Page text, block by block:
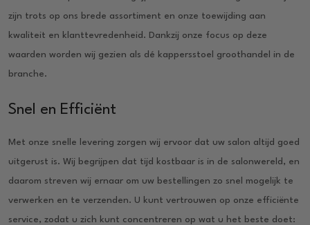
zijn trots op ons brede assortiment en onze toewijding aan
kwaliteit en klanttevredenheid. Dankzij onze focus op deze
waarden worden wij gezien als dé kappersstoel groothandel in de
branche.
Snel en Efficiënt
Met onze snelle levering zorgen wij ervoor dat uw salon altijd goed
uitgerust is. Wij begrijpen dat tijd kostbaar is in de salonwereld, en
daarom streven wij ernaar om uw bestellingen zo snel mogelijk te
verwerken en te verzenden. U kunt vertrouwen op onze efficiënte
service, zodat u zich kunt concentreren op wat u het beste doet: